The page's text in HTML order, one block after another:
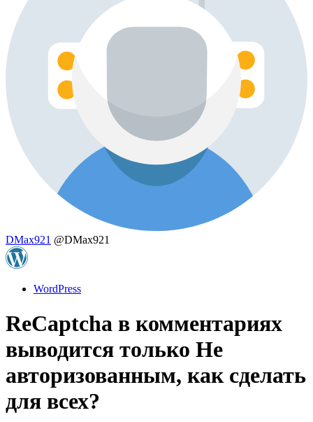
DMax921 @DMax921
WordPress
ReCaptcha в комментариях
выводится только Не
авторизованным, как сделать
для всех?